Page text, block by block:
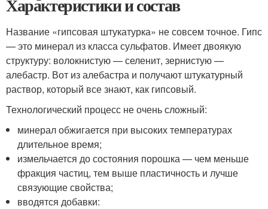
Характеристики и состав
Название «гипсовая штукатурка» не совсем точное. Гипс
— это минерал из класса сульфатов. Имеет двоякую
структуру: волокнистую — селенит, зернистую —
алебастр. Вот из алебастра и получают штукатурный
раствор, который все знают, как гипсовый.
Технологический процесс не очень сложный:
минерал обжигается при высоких температурах
длительное время;
измельчается до состояния порошка — чем меньше
фракция частиц, тем выше пластичность и лучше
связующие свойства;
вводятся добавки: